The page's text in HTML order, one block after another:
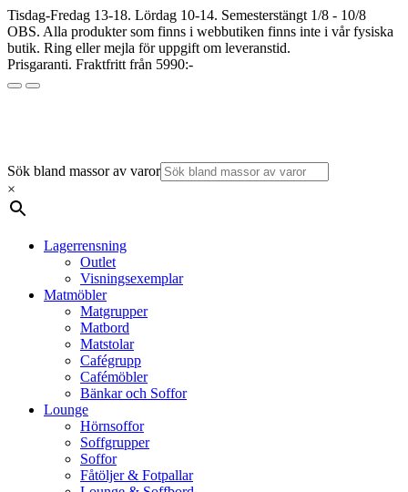
Tisdag-Fredag 13-18. Lördag 10-14. Semesterstängt 1/8 - 10/8
OBS. Alla produkter som finns i webbutiken finns inte i vår fysiska
butik. Ring eller mejla för uppgift om leveranstid.
Prisgaranti. Fraktfritt från 5990:-
Sök bland massor av varor
×
Lagerrensning
Outlet
Visningsexemplar
Matmöbler
Matgrupper
Matbord
Matstolar
Cafégrupp
Cafémöbler
Bänkar och Soffor
Lounge
Hörnsoffor
Soffgrupper
Soffor
Fåtöljer & Fotpallar